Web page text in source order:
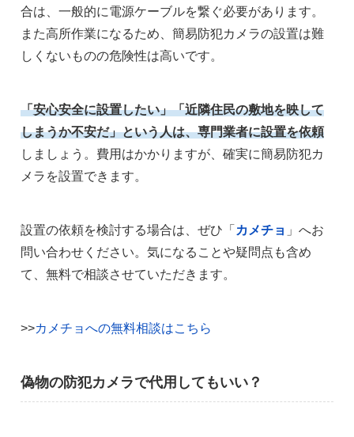
合は、一般的に電源ケーブルを繋ぐ必要があります。
また高所作業になるため、簡易防犯カメラの設置は難
しくないものの危険性は高いです。
「安心安全に設置したい」「近隣住民の敷地を映して
しまうか不安だ」という人は、専門業者に設置を依頼
しましょう。費用はかかりますが、確実に簡易防犯カ
メラを設置できます。
設置の依頼を検討する場合は、ぜひ「 カメチョ 」へお
問い合わせください。気になることや疑問点も含め
て、無料で相談させていただきます。
>>カメチョへの無料相談はこちら
偽物の防犯カメラで代用してもいい？